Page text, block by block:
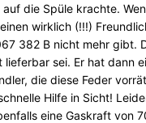
auf die Spüle krachte.
wirklich (!!!)
382 B nicht mehr gibt.
sei. Er hat dann
die diese Feder
Hilfe in Sicht!
eine Gaskraft von